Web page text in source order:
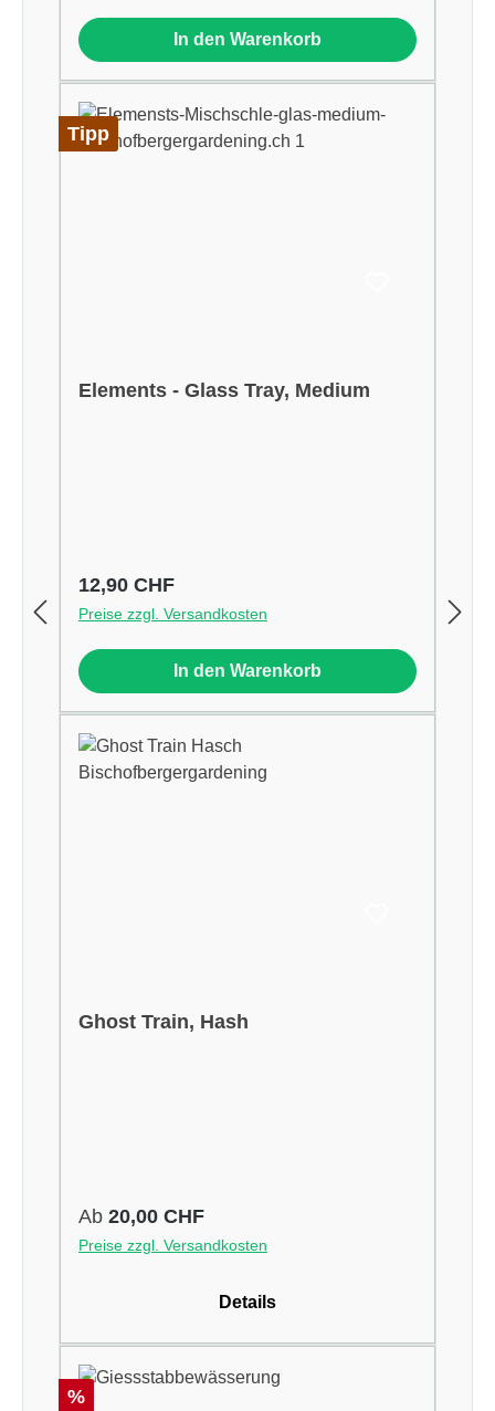
In den Warenkorb
Tipp
Elements - Glass Tray, Medium
Regulärer Preis:
12,90 CHF
Preise zzgl. Versandkosten
In den Warenkorb
Ghost Train, Hash
Regulärer Preis:
Ab 20,00 CHF
Preise zzgl. Versandkosten
Details
Rabatt
%